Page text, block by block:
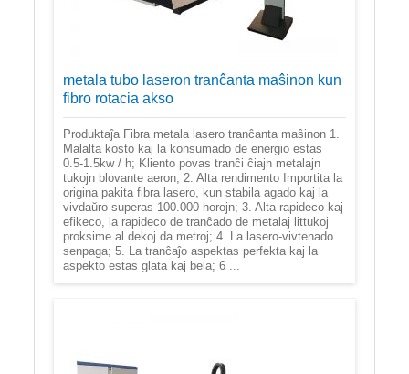
metala tubo laseron tranĉanta maŝinon kun
fibro rotacia akso
Produktaĵa Fibra metala lasero tranĉanta maŝinon 1.
Malalta kosto kaj la konsumado de energio estas
0.5-1.5kw / h; Kliento povas tranĉi ĉiajn metalajn
tukojn blovante aeron; 2. Alta rendimento Importita la
origina pakita fibra lasero, kun stabila agado kaj la
vivdaŭro superas 100.000 horojn; 3. Alta rapideco kaj
efikeco, la rapideco de tranĉado de metalaj littukoj
proksime al dekoj da metroj; 4. La lasero-vivtenado
senpaga; 5. La tranĉaĵo aspektas perfekta kaj la
aspekto estas glata kaj bela; 6 ...